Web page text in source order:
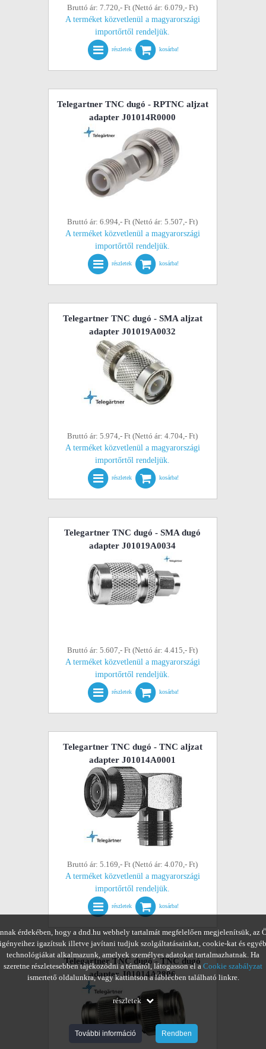
Bruttó ár: 7.720,- Ft (Nettó ár: 6.079,- Ft)
A terméket közvetlenül a magyarországi
importőrtől rendeljük.
részletek kosárba!
Telegartner TNC dugó - RPTNC aljzat
adapter J01014R0000
Bruttó ár: 6.994,- Ft (Nettó ár: 5.507,- Ft)
A terméket közvetlenül a magyarországi
importőrtől rendeljük.
részletek kosárba!
Telegartner TNC dugó - SMA aljzat
adapter J01019A0032
Bruttó ár: 5.974,- Ft (Nettó ár: 4.704,- Ft)
A terméket közvetlenül a magyarországi
importőrtől rendeljük.
részletek kosárba!
Telegartner TNC dugó - SMA dugó
adapter J01019A0034
Bruttó ár: 5.607,- Ft (Nettó ár: 4.415,- Ft)
A terméket közvetlenül a magyarországi
importőrtől rendeljük.
részletek kosárba!
Telegartner TNC dugó - TNC aljzat
adapter J01014A0001
Bruttó ár: 5.169,- Ft (Nettó ár: 4.070,- Ft)
A terméket közvetlenül a magyarországi
importőrtől rendeljük.
részletek kosárba!
Telegartner TNC dugó - TNC dugó
adapter J01014A2806
érdekében, hogy a dnd.hu webhely tartalmát megfelelően megjelenítsük, az
igényeihez igazítsuk illetve javítani tudjuk szolgáltatásainkat, cookie-kat és egyéb
technológiákat alkalmazunk, amelyek személyes adatokat tartalmazhatnak. Ha
szeretne részletesebben tájékozódni a témáról, látogasson el a Cookie szabályzat
ismertető oldalunkra, vagy kattintson a láblécben található linkre.
részletek
További információ Rendben